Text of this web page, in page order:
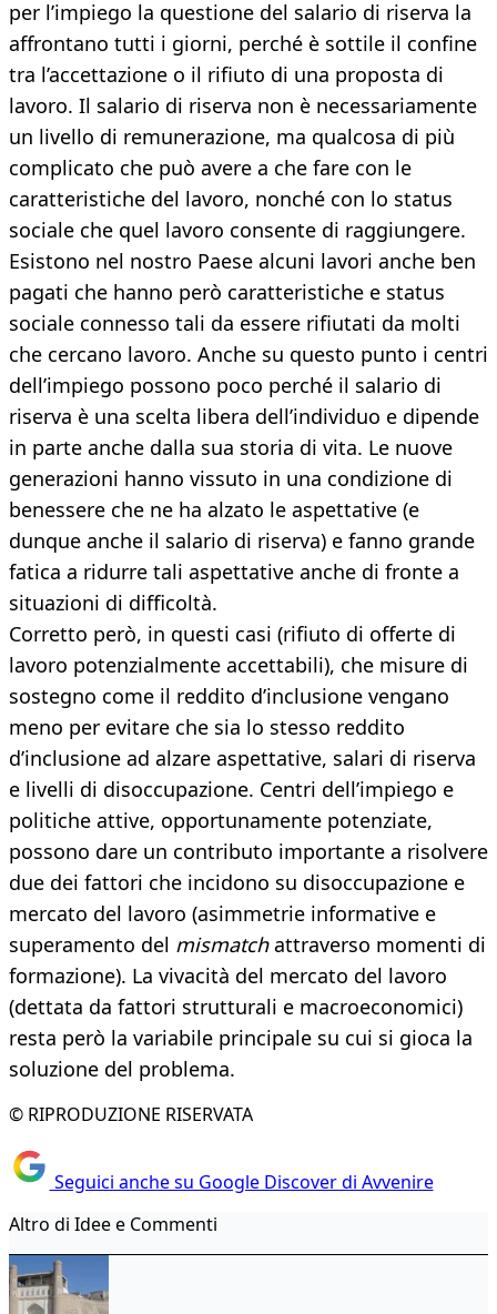
per l’impiego la questione del salario di riserva la
affrontano tutti i giorni, perché è sottile il confine
tra l’accettazione o il rifiuto di una proposta di
lavoro. Il salario di riserva non è necessariamente
un livello di remunerazione, ma qualcosa di più
complicato che può avere a che fare con le
caratteristiche del lavoro, nonché con lo status
sociale che quel lavoro consente di raggiungere.
Esistono nel nostro Paese alcuni lavori anche ben
pagati che hanno però caratteristiche e status
sociale connesso tali da essere rifiutati da molti
che cercano lavoro. Anche su questo punto i centri
dell’impiego possono poco perché il salario di
riserva è una scelta libera dell’individuo e dipende
in parte anche dalla sua storia di vita. Le nuove
generazioni hanno vissuto in una condizione di
benessere che ne ha alzato le aspettative (e
dunque anche il salario di riserva) e fanno grande
fatica a ridurre tali aspettative anche di fronte a
situazioni di difficoltà.
Corretto però, in questi casi (rifiuto di offerte di
lavoro potenzialmente accettabili), che misure di
sostegno come il reddito d’inclusione vengano
meno per evitare che sia lo stesso reddito
d’inclusione ad alzare aspettative, salari di riserva
e livelli di disoccupazione. Centri dell’impiego e
politiche attive, opportunamente potenziate,
possono dare un contributo importante a risolvere
due dei fattori che incidono su disoccupazione e
mercato del lavoro (asimmetrie informative e
superamento del mismatchattraverso momenti di
formazione). La vivacità del mercato del lavoro
(dettata da fattori strutturali e macroeconomici)
resta però la variabile principale su cui si gioca la
soluzione del problema.
© RIPRODUZIONE RISERVATA
Seguici anche su Google Discover di Avvenire
Altro di Idee e Commenti